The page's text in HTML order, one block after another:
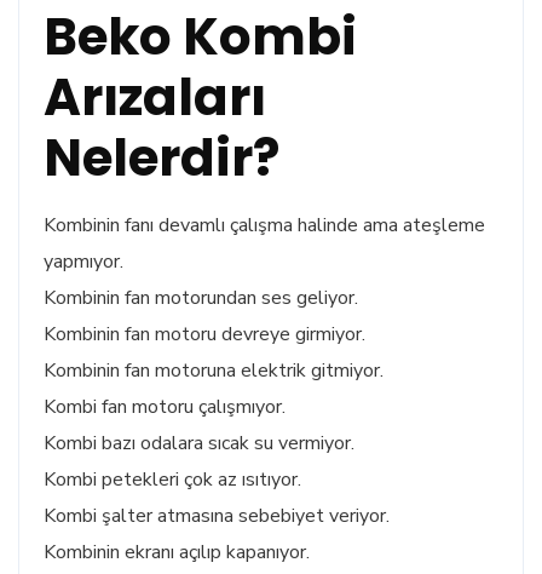
Beko Kombi
Arızaları
Nelerdir?
Kombinin fanı devamlı çalışma halinde ama ateşleme
yapmıyor.
Kombinin fan motorundan ses geliyor.
Kombinin fan motoru devreye girmiyor.
Kombinin fan motoruna elektrik gitmiyor.
Kombi fan motoru çalışmıyor.
Kombi bazı odalara sıcak su vermiyor.
Kombi petekleri çok az ısıtıyor.
Kombi şalter atmasına sebebiyet veriyor.
Kombinin ekranı açılıp kapanıyor.